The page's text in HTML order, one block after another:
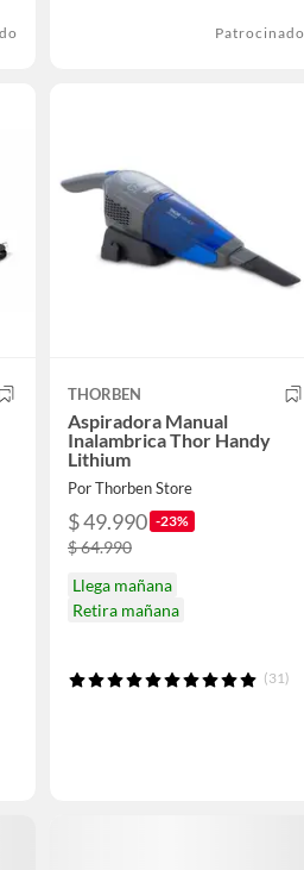
Patrocinado
THORBEN
Aspiradora Manual
Inalambrica Thor Handy
Lithium
Por Thorben Store
$ 49.990 -23%
$ 64.990
Llega mañana
Retira mañana
(31)